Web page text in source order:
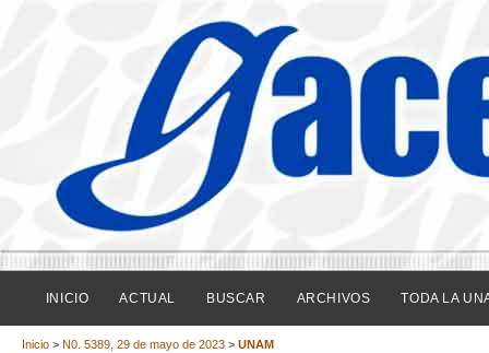
INICIO ACTUAL BUSCAR ARCHIVOS TODA LA
Inicio > N0. 5389, 29 de mayo de 2023 > UNAM